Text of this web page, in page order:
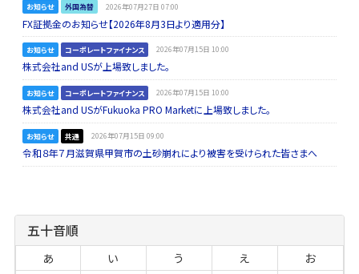
お知らせ 外国為替 2026年07月27日 07:00
FX証拠金のお知らせ【2026年8月3日より適用分】
お知らせ コーポレートファイナンス 2026年07月15日 10:00
株式会社and USが上場致しました。
お知らせ コーポレートファイナンス 2026年07月15日 10:00
株式会社and USがFukuoka PRO Marketに上場致しました。
お知らせ 共通 2026年07月15日 09:00
令和８年７月滋賀県甲賀市の土砂崩れにより被害を受けられた皆さまへ
五十音順
あ い う え
お